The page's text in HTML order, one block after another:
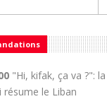
"Hi, kifak, ça va ?": la
résume le Liban